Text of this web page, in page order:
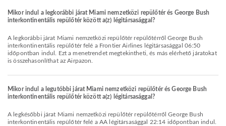
Mikor indul a legkorábbi járat Miami nemzetközi repülőtér és George Bush
interkontinentális repülőtér között a(z) légitársasággal?
A legkorábbi járat Miami nemzetközi repülőtér repülőtérről George Bush
interkontinentális repülőtér felé a Frontier Airlines légitársasággal 06:50
időpontban indul. Ezt a menetrendet megtekintheti, és más elérhető járatokat
is összehasonlíthat az Airpazon.
Mikor indul a legutóbbi járat Miami nemzetközi repülőtér és George Bush
interkontinentális repülőtér között a(z) légitársasággal?
A legkésőbbi járat Miami nemzetközi repülőtér repülőtérről George Bush
interkontinentális repülőtér felé a AA légitársasággal 22:14 időpontban indul.